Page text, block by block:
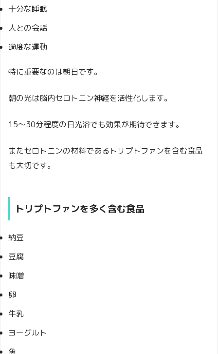
十分な睡眠
人との会話
適度な運動
特に重要なのは朝日です。
朝の光は脳内セロトニン神経を活性化します。
15～30分程度の日光浴でも効果が期待できます。
またセロトニンの材料であるトリプトファンを含む食品
も大切です。
トリプトファンを多く含む食品
納豆
豆腐
味噌
卵
牛乳
ヨーグルト
魚